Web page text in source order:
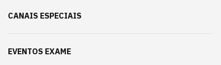
CANAIS ESPECIAIS
EVENTOS EXAME